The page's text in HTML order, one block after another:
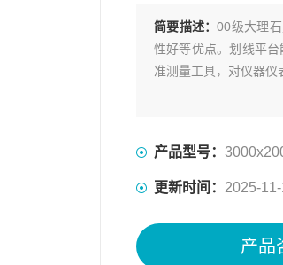
简要描述：00级大理
性好等优点。划线平
准测量工具，对仪器仪
产品型号：
更新时间： 2025-
产品